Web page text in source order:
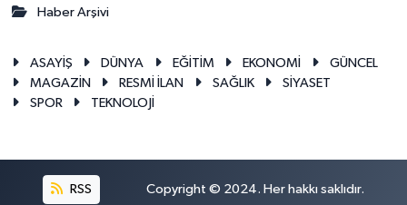
Haber Arşivi
ASAYİŞ DÜNYA EĞİTİM EKONOMİ
GÜNCEL
MAGAZİN
RESMİ İLAN SAĞLIK
SİYASET
SPOR
TEKNOLOJİ
RSS Copyright © 2024. Her hakkı saklıdır.